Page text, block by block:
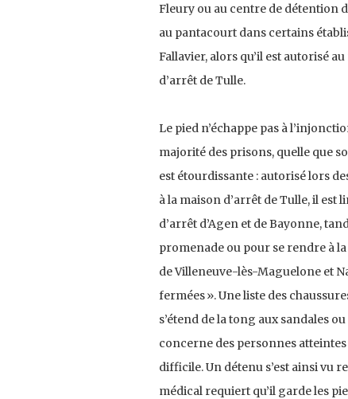
Fleury ou au centre de détention
au pantacourt dans certains
Fallavier, alors qu’il est autorisé
d’arrêt de Tulle.
Le pied n’échappe pas à
majorité des prisons, quelle que
est étourdissante : autorisé lors
à la maison d’arrêt de Tulle, il
d’arrêt d’Agen et de Bayonne,
promenade ou pour se rendre à
de Villeneuve-lès-Maguelone et
fermées ». Une liste des
s’étend de la tong aux sandales
concerne des personnes
difficile. Un détenu s’est ainsi vu
médical requiert qu’il garde les